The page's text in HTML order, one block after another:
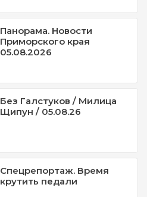
Панорама. Новости
Приморского края
05.08.2026
Без Галстуков / Милица
Щипун / 05.08.26
Спецрепортаж. Время
крутить педали